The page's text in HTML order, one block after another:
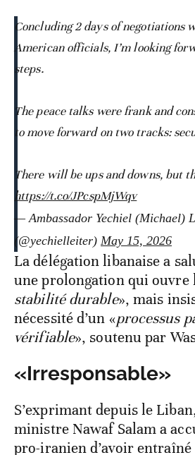
Concluding 2 days of negotiations
American officials, I’m looking
steps.
The peace talks were frank and
to move forward on two tracks:
There will be ups and downs, but
https://t.co/JPcspMjWqv
— Ambassador Yechiel (Michael)
(@yechielleiter) May 15, 2026
La délégation libanaise a
une prolongation qui ouvre
stabilité durable», mais
nécessité d’un «processus
vérifiable», soutenu par
«Irresponsable»
S’exprimant depuis le
ministre Nawaf Salam a
pro-iranien d’avoir entraîné